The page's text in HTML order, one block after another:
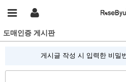
도매인증 게시판
게시글 작성 시 입력한 비밀